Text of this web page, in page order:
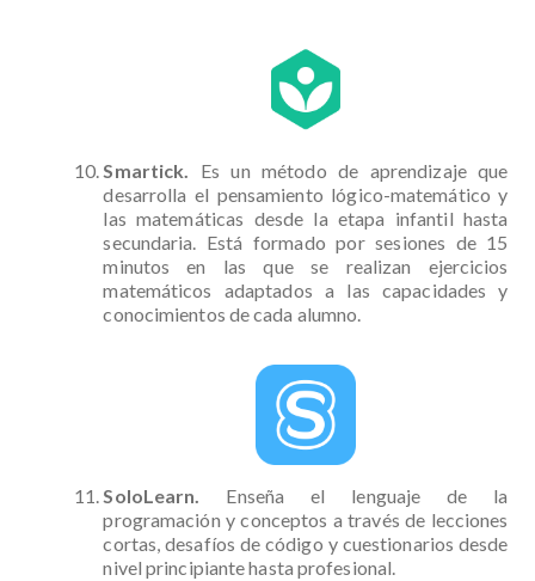
Smartick.
Es un método de aprendizaje que
desarrolla el pensamiento lógico-matemático y
las matemáticas desde la etapa infantil hasta
secundaria. Está formado por sesiones de 15
minutos en las que se realizan ejercicios
matemáticos adaptados a las capacidades y
conocimientos de cada alumno.
SoloLearn. Enseña el lenguaje de la
programación y conceptos a través de lecciones
cortas, desafíos de código y cuestionarios desde
nivel principiante hasta profesional.